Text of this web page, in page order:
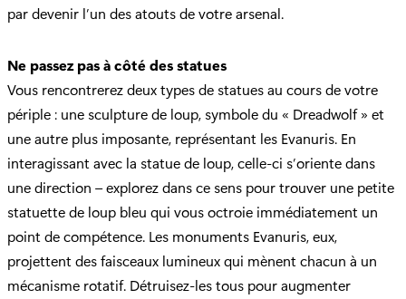
par devenir l’un des atouts de votre arsenal.
Ne passez pas à côté des statues
Vous rencontrerez deux types de statues au cours de votre
périple : une sculpture de loup, symbole du « Dreadwolf » et
une autre plus imposante, représentant les Evanuris. En
interagissant avec la statue de loup, celle-ci s’oriente dans
une direction – explorez dans ce sens pour trouver une petite
statuette de loup bleu qui vous octroie immédiatement un
point de compétence. Les monuments Evanuris, eux,
projettent des faisceaux lumineux qui mènent chacun à un
mécanisme rotatif. Détruisez-les tous pour augmenter